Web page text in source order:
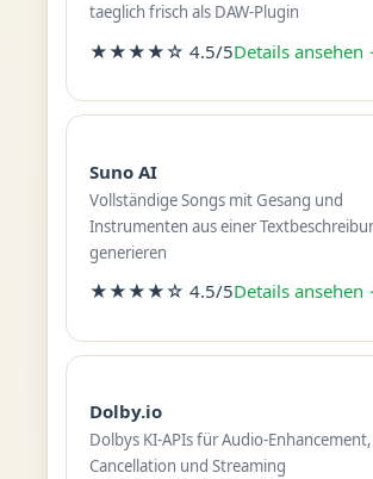
taeglich frisch als DAW-Plugin
★★★★☆ 4.5/5Details ansehen
Suno AI
Vollständige Songs mit Gesang und
Instrumenten aus einer
generieren
★★★★☆ 4.5/5Details ansehen
Dolby.io
Dolbys KI-APIs für Audio-
Cancellation und Streaming